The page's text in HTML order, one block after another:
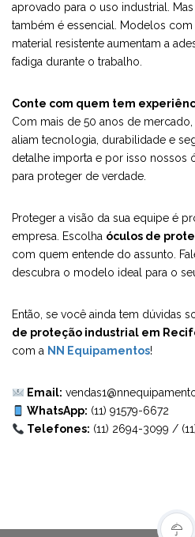
aprovado para o uso industrial.
também é essencial. Modelos com
material resistente aumentam a
fadiga durante o trabalho.
Conte com quem tem
Com mais de 50 anos de
aliam tecnologia, durabilidade e
detalhe importa e por isso nossos
para proteger de verdade.
Proteger a visão da sua equipe é
empresa. Escolha óculos de
com quem entende do assunto.
descubra o modelo ideal para o
Então, se você ainda tem dúvidas
de proteção industrial em
com a NN Equipamentos!
Email:
WhatsApp: (11) 91579-6672
Telefones: (11) 2694-3099 /